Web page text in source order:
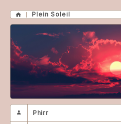
Plein Soleil
Phirr